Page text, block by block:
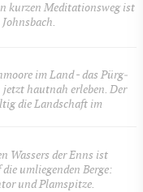
kurzen Meditationsweg ist
im Land - das Pürg­
hautnah erleben. Der
die Landschaft im
Wassers der Enns ist
umliegenden Berge:
und Plamspitze.